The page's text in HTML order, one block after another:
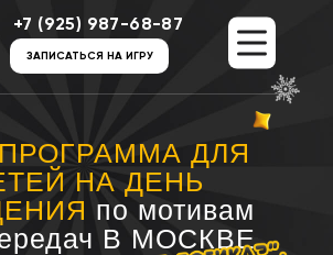
+7 (925) 987-68-87
ЗАПИСАТЬСЯ НА ИГРУ
+7 (925) 987-68-87
ЗАПИСАТЬСЯ НА ИГРУ
ДЛЯ
НА ДЕНЬ
по мотивам
В МОСКВЕ